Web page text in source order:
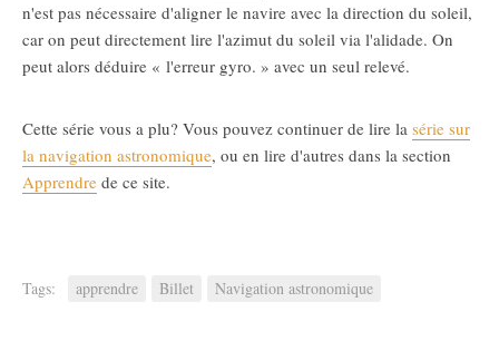
n'est pas nécessaire d'aligner le navire avec la direction du soleil,
car on peut directement lire l'azimut du soleil via l'alidade. On
peut alors déduire « l'erreur gyro. » avec un seul relevé.
Cette série vous a plu? Vous pouvez continuer de lire la série sur
la navigation astronomique, ou en lire d'autres dans la section
Apprendre de ce site.
Tags: apprendre Billet Navigation astronomique